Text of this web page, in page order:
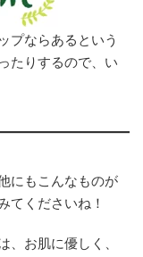
プならあるという
たりするので、い
にもこんなものが
てくださいね！
、お肌に優しく、